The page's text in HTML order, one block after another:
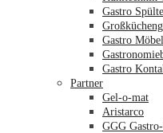
Gastro
Gastro Möbel
Gastro
Partner
Gel-o-mat
Aristarco
GGG